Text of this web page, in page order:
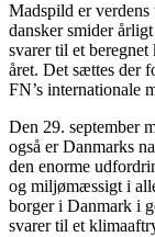
Madspild er
dansker smider
svarer til et
året. Det sættes der
FN’s internationale
Den 29. september
også er Danmarks
den enorme
og miljømæssigt i
borger i Danmark i
svarer til et